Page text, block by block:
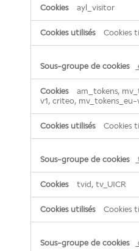
ayl_visitor
Cookies
am_tokens,
v1, criteo, mv_tokens_eu-
Cookies
tvid, tv_UICR
Cookies